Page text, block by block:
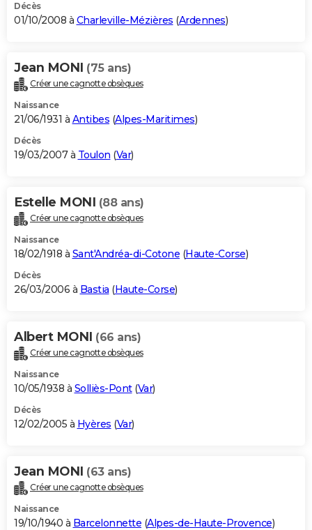
Décès
01/10/2008 à Charleville-Mézières (Ardennes)
Jean MONI (75 ans)
Créer une cagnotte obsèques
Naissance
21/06/1931 à Antibes (Alpes-Maritimes)
Décès
19/03/2007 à Toulon (Var)
Estelle MONI (88 ans)
Créer une cagnotte obsèques
Naissance
18/02/1918 à Sant'Andréa-di-Cotone (Haute-Corse)
Décès
26/03/2006 à Bastia (Haute-Corse)
Albert MONI (66 ans)
Créer une cagnotte obsèques
Naissance
10/05/1938 à Solliès-Pont(Var)
Décès
12/02/2005 à Hyères (Var)
Jean MONI (63 ans)
Créer une cagnotte obsèques
Naissance
19/10/1940 à Barcelonnette (Alpes-de-Haute-Provence)